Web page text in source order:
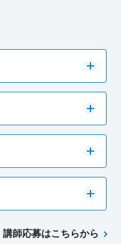
講師応募はこちらから